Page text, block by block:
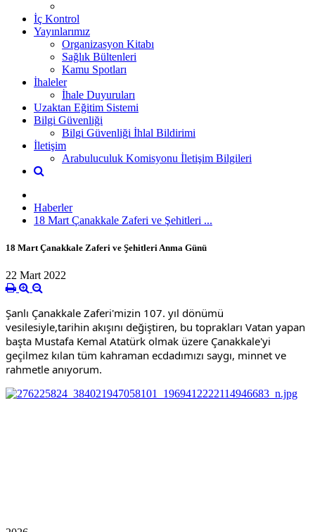
İç Kontrol
Yayınlarımız
Organizasyon Kitabı
Sağlık Bültenleri
Kamu Spotları
İhaleler
İhale Duyuruları
Uzaktan Eğitim Sistemi
Bilgi Güvenliği
Bilgi Güvenliği İhlal Bildirimi
İletişim
Arabuluculuk Komisyonu İletişim Bilgileri
Haberler
18 Mart Çanakkale Zaferi ve Şehitleri ...
18 Mart Çanakkale Zaferi ve Şehitleri Anma Günü
22 Mart 2022
Şanlı Çanakkale Zaferi'mizin 107. yıl dönümü
vesilesiyle,tarihin akışını değiştiren, bu toprakları Vatan yapan
başta Mustafa Kemal Atatürk olmak üzere Çanakkale'yi
geçilmez kılan tüm kahraman ecdadımızı saygı, minnet ve
rahmetle anıyorum.